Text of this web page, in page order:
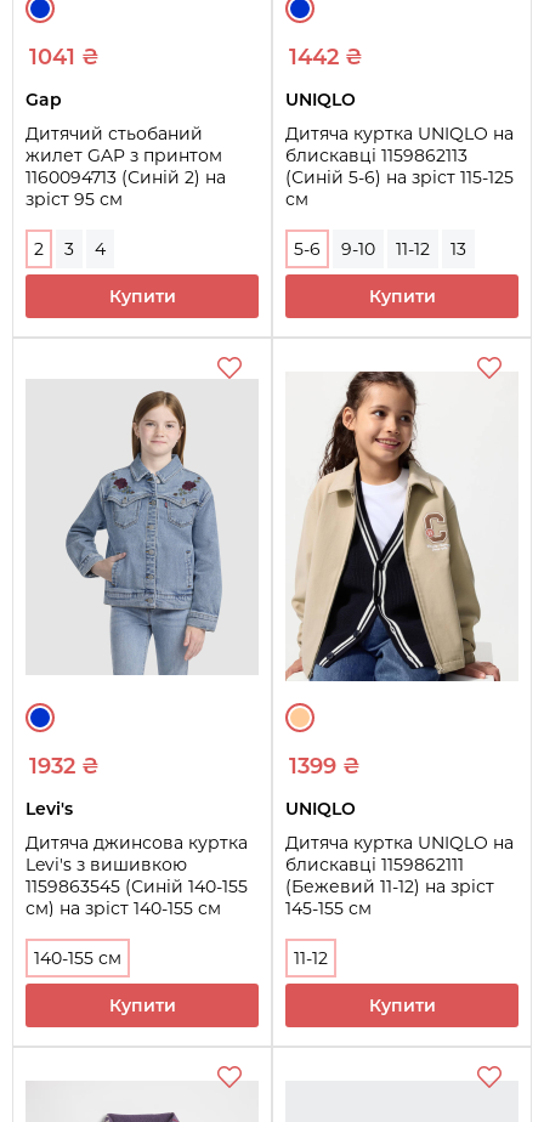
1041 ₴
Gap
Дитячий стьобаний
жилет GAP з принтом
1160094713 (Синій 2) на
зріст 95 см
2 3 4
Купити
1442 ₴
UNIQLO
Дитяча куртка UNIQLO на
блискавці 1159862113
(Синій 5-6) на зріст 115-125
см
5-6 9-10 11-12 13
Купити
1932 ₴
Levi's
Дитяча джинсова куртка
Levi's з вишивкою
1159863545 (Синій 140-155
см) на зріст 140-155 см
140-155 см
Купити
1399 ₴
UNIQLO
Дитяча куртка UNIQLO на
блискавці 1159862111
(Бежевий 11-12) на зріст
145-155 см
11-12
Купити